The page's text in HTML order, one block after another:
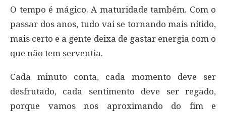
O tempo é mágico. A maturidade também. Com o
passar dos anos, tudo vai se tornando mais nítido,
mais certo e a gente deixa de gastar energia com o
que não tem serventia.
Cada minuto conta, cada momento deve ser
desfrutado, cada sentimento deve ser regado,
porque vamos nos aproximando do fim e